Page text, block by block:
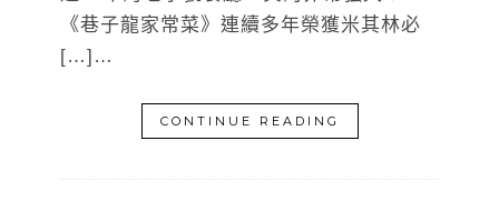
《巷子龍家常菜》連續多年榮獲米其林必
[…]…
CONTINUE READING